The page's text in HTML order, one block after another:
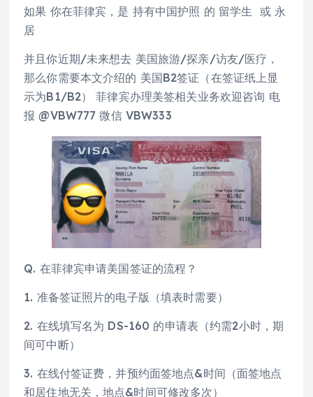
如果 你在菲律宾，是 持有中国护照 的 留学生 或 永
居
并且你近期/未来想去 美国旅游/探亲/访友/医疗，
那么你需要本文介绍的 美国B2签证（在签证纸上显
示为B1/B2） 菲律宾办理美签相关业务欢迎咨询 电
报 @VBW777 微信 VBW333
Q. 在菲律宾申请美国签证的流程？
1. 准备签证照片的电子版（填表时需要）
2. 在线填写名为 DS-160 的申请表（约需2小时，期
间可中断）
3. 在线付签证费，并预约面签地点&时间（面签地点
和居住地无关，地点&时间可修改多次）